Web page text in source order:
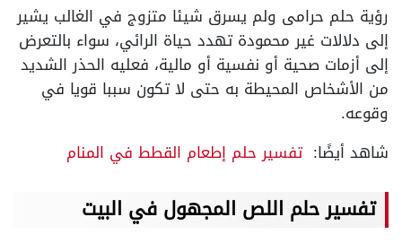
رؤية حلم حرامى ولم يسرق شيئا متزوج في الغالب يشير
إلى دلالات غير محمودة تهدد حياة الرائي، سواء بالتعرض
إلى أزمات صحية أو نفسية أو مالية، فعليه الحذر الشديد
من الأشخاص المحيطة به حتى لا تكون سببا قويا في
وقوعه.
شاهد أيضًا:تفسير حلم إطعام القطط في المنام
تفسير حلم اللص المجهول في البيت